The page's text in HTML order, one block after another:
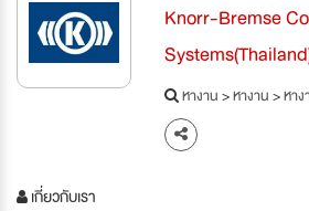
Knorr-Bremse
หางาน>หางาน>หา
เกี่ยวกับเรา